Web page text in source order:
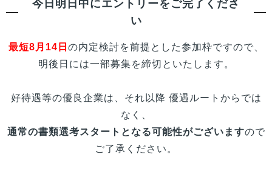
今日明日中にエントリーをご完了くださ
い
最短8月14日 の内定検討を前提とした参加枠ですので、
明後日には一部募集を締切といたします。
好待遇等の優良企業は、それ以降 優遇ルートからでは
なく、
通常の書類選考スタートとなる可能性がございますので
ご了承ください。